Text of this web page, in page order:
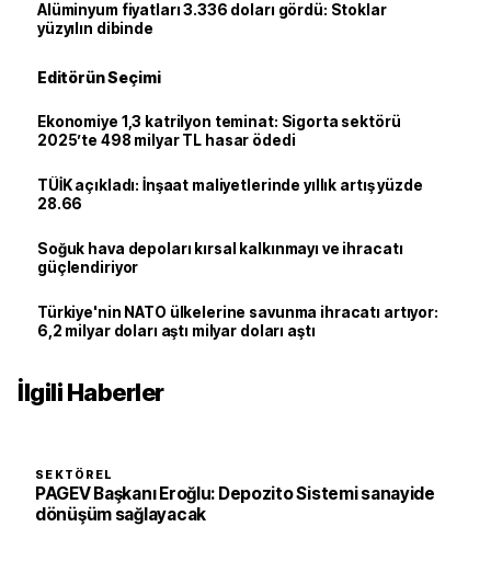
Alüminyum fiyatları 3.336 doları gördü: Stoklar
yüzyılın dibinde
Editörün Seçimi
Ekonomiye 1,3 katrilyon teminat: Sigorta sektörü
2025’te 498 milyar TL hasar ödedi
TÜİK açıkladı: İnşaat maliyetlerinde yıllık artış yüzde
28.66
Soğuk hava depoları kırsal kalkınmayı ve ihracatı
güçlendiriyor
Türkiye'nin NATO ülkelerine savunma ihracatı artıyor:
6,2 milyar doları aştı milyar doları aştı
İlgili Haberler
SEKTÖREL
PAGEV Başkanı Eroğlu: Depozito Sistemi sanayide
dönüşüm sağlayacak